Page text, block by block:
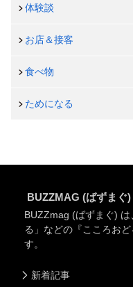
体験談
お店＆接客
食べ物
ためになる
BUZZMAG (ばずまぐ
BUZZmag (ばずまぐ)
る」などの『こころお
す。
新着記事